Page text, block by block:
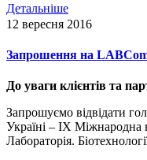
Детальніше
12 вересня 2016
Запрошення на
До уваги клієнтів та
Запрошуємо відвідати
Україні – IX
Лабораторія.